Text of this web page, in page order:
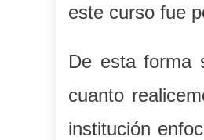
este curso fue
De esta forma
cuanto
institución